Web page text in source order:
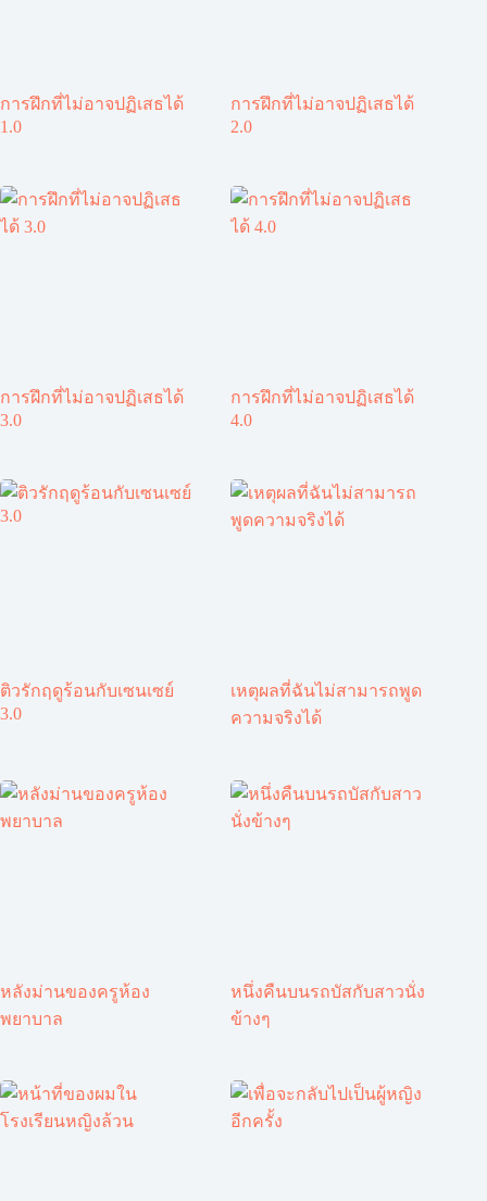
การฝึกที่ไม่อาจปฏิเสธได้
1.0
การฝึกที่ไม่อาจปฏิเสธได้
2.0
การฝึกที่ไม่อาจปฏิเสธได้
3.0
การฝึกที่ไม่อาจปฏิเสธได้
4.0
ติวรักฤดูร้อนกับเซนเซย์
3.0
เหตุผลที่ฉันไม่สามารถพูด
ความจริงได้
หลังม่านของครูห้อง
พยาบาล
หนึ่งคืนบนรถบัสกับสาวนั่ง
ข้างๆ